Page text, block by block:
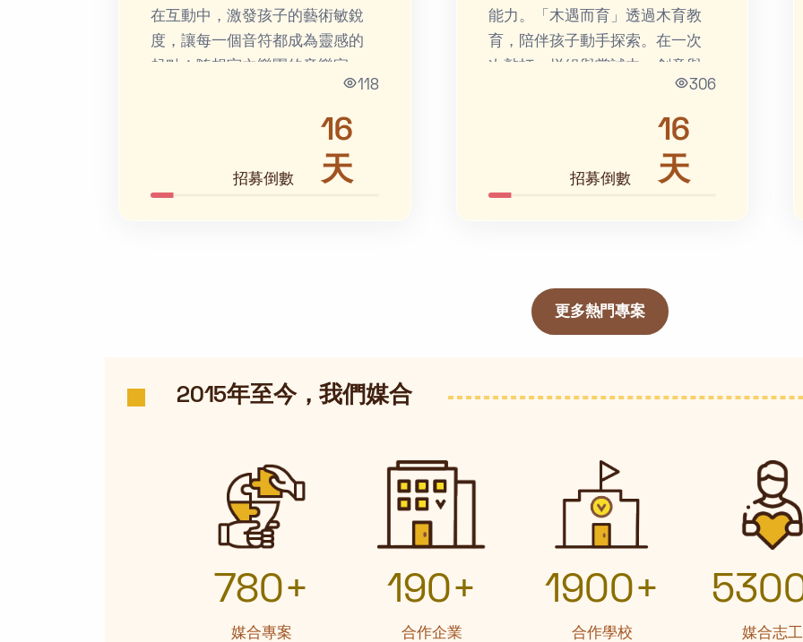
在互動中，激發孩子的藝術敏銳
度，讓每一個音符都成為靈感的
們，擁有豐富的音樂背景和教學
經驗，希望四處散播幸福音樂種
118
招募倒數
16
天
能力。「木遇而育」透過木育教
育，陪伴孩子動手探索。在一次
專注逐漸萌芽，對自然與永續的
理解也悄悄扎根，最後成為孩子
306
招募倒數
16
天
更多熱門專案
2015年至今，我們媒合
780+
媒合專案
190+
合作企業
1900+
合作學校 媒合志工